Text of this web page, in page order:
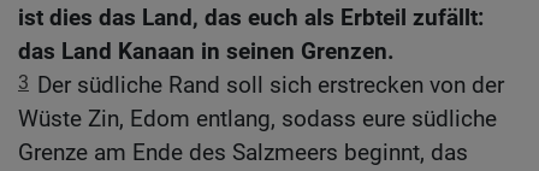
ist dies das Land, das euch als Erbteil zufällt:
das Land Kanaan in seinen Grenzen.
3 Der südliche Rand soll sich erstrecken von der
Wüste Zin, Edom entlang, sodass eure südliche
Grenze am Ende des Salzmeers beginnt, das